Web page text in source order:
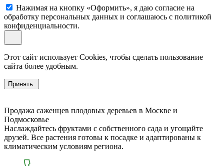
Нажимая на кнопку «Оформить», я даю согласие на
обработку персональных данных и соглашаюсь c политикой
конфиденциальности.
Этот сайт использует Cookies, чтобы сделать пользование
сайта более удобным.
Принять.
Продажа саженцев плодовых деревьев в Москве и
Подмосковье
Наслаждайтесь фруктами с собственного сада и угощайте
друзей. Все растения готовы к посадке и адаптированы к
климатическим условиям региона.